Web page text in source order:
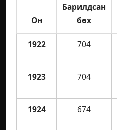
Он
Барилдсан
бөх
1922 704
1923 704
1924 674